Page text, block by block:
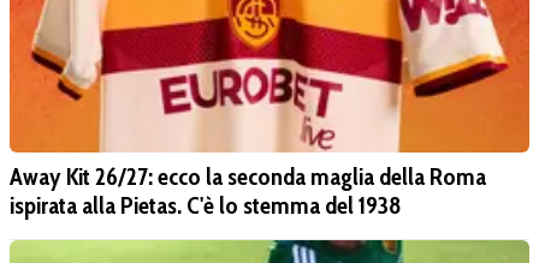
Away Kit 26/27: ecco la seconda maglia della Roma
ispirata alla Pietas. C'è lo stemma del 1938